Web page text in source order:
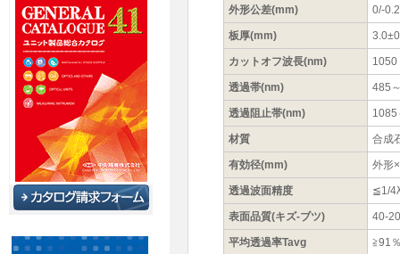
外形公差(mm) 0/-0.2
板厚(mm)
カットオフ波長(nm) 1050
透過帯(nm) 485
透過阻止帯(nm) 1085
材質 合成
有効径(mm) 外形
透過波面精度 ≦1/
表面品質(キズ-ブツ) 40-20
平均透過率Tavg ≧91